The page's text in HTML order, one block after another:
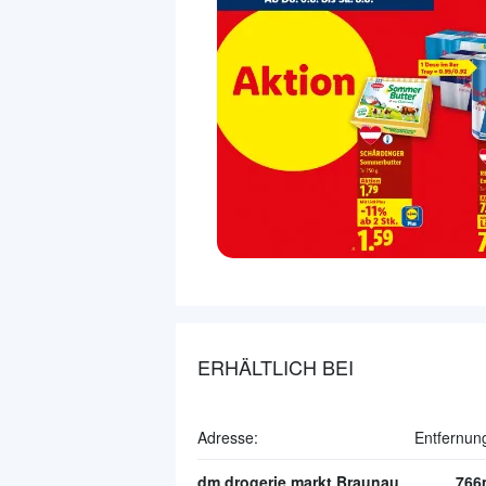
ERHÄLTLICH BEI
Adresse:
dm drogerie markt Braunau